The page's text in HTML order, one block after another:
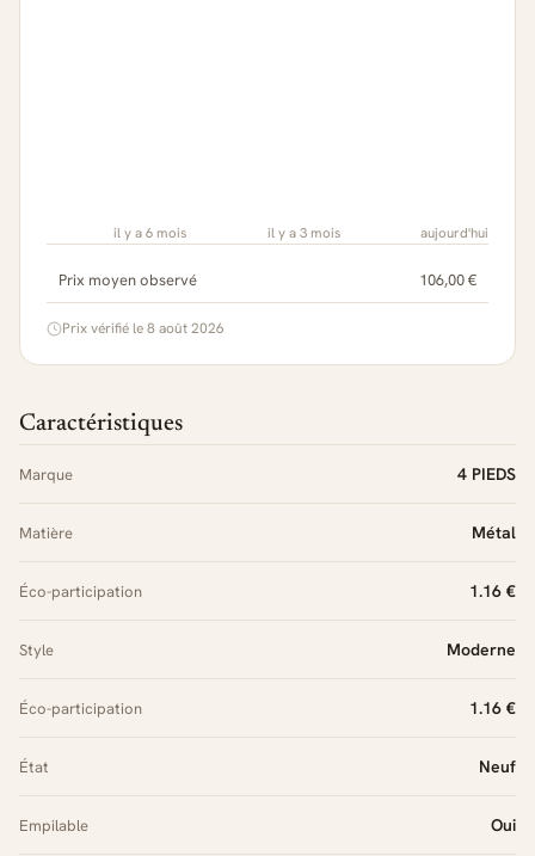
il y a 6 mois il y a 3 mois aujourd'hui
Prix moyen observé 106,00 €
Prix vérifié le 8 août 2026
Caractéristiques
Marque 4 PIEDS
Matière Métal
Éco-participation 1.16 €
Style Moderne
Éco-participation 1.16 €
État Neuf
Empilable Oui